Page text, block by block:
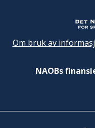
Om bruk av
NAOBs